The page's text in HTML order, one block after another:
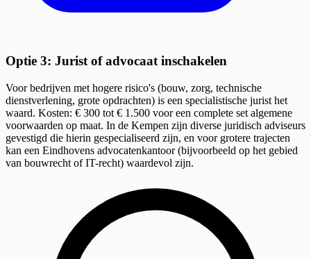
Optie 3: Jurist of advocaat inschakelen
Voor bedrijven met hogere risico's (bouw, zorg, technische
dienstverlening, grote opdrachten) is een specialistische jurist het
waard. Kosten: € 300 tot € 1.500 voor een complete set algemene
voorwaarden op maat. In de Kempen zijn diverse juridisch adviseurs
gevestigd die hierin gespecialiseerd zijn, en voor grotere trajecten
kan een Eindhovens advocatenkantoor (bijvoorbeeld op het gebied
van bouwrecht of IT-recht) waardevol zijn.